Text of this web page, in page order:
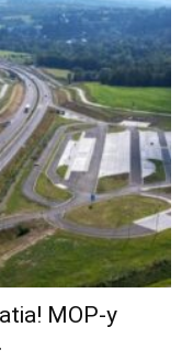
MOP-y